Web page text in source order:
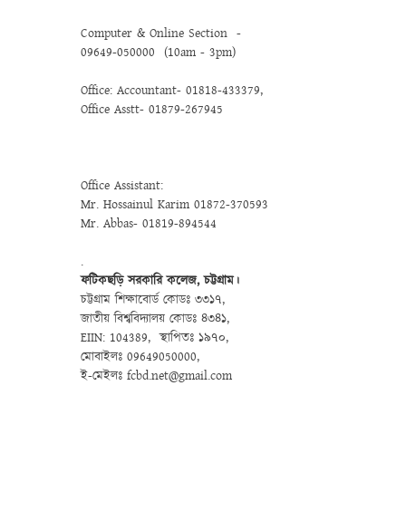
Computer & Online Section -
09649-050000 (10am - 3pm)
Office: Accountant- 01818-433379,
Office Asstt- 01879-267945
Office Assistant:
Mr. Hossainul Karim 01872-370593
Mr. Abbas- 01819-894544
.
ফটিকছড়ি সরকারি কলেজ, চট্টগ্রাম।
চট্টগ্রাম শিক্ষাবোর্ড কোডঃ ৩৩১৭,
জাতীয় বিশ্ববিদ্যালয় কোডঃ ৪৩৪১,
EIIN: 104389, স্থাপিতঃ ১৯৭০,
মোবাইলঃ 09649050000,
ই-মেইলঃ fcbd.net@gmail.com